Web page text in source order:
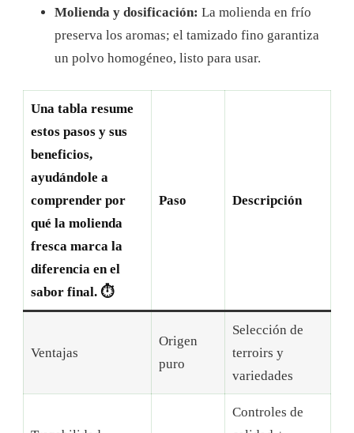
Molienda y dosificación: La molienda en frío
preserva los aromas; el tamizado fino garantiza
un polvo homogéneo, listo para usar.
Una tabla resume
estos pasos y sus
beneficios,
ayudándole a
comprender por
qué la molienda
fresca marca la
diferencia en el
sabor final. ⏱️
Paso Descripción
Ventajas
Origen
puro
Selección de
terroirs y
variedades
Controles de